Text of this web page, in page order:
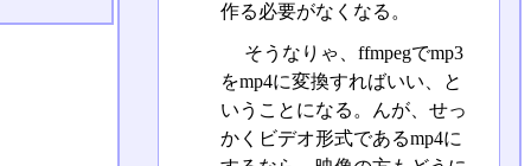
作る必要がなくなる。
そうなりゃ、ffmpegでmp3
をmp4に変換すればいい、と
いうことになる。んが、せっ
かくビデオ形式であるmp4に